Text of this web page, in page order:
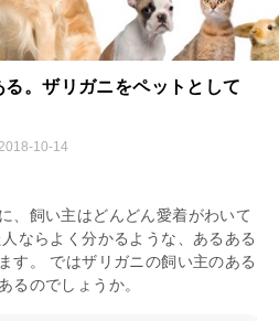
。ザリガニをペットとして
10-14
、飼い主はどんどん愛着がわいて
ならよく分かるような、あるある
す。 ではザリガニの飼い主のある
るのでしょうか。